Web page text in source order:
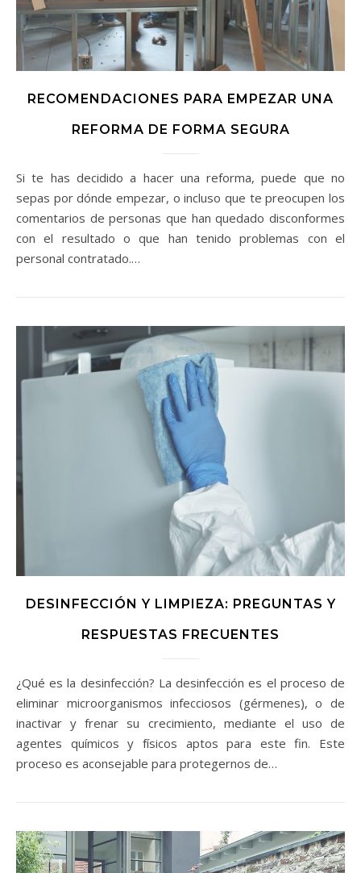
RECOMENDACIONES PARA EMPEZAR UNA
REFORMA DE FORMA SEGURA
Si te has decidido a hacer una reforma, puede que no
sepas por dónde empezar, o incluso que te preocupen los
comentarios de personas que han quedado disconformes
con el resultado o que han tenido problemas con el
personal contratado.…
DESINFECCIÓN Y LIMPIEZA: PREGUNTAS Y
RESPUESTAS FRECUENTES
¿Qué es la desinfección? La desinfección es el proceso de
eliminar microorganismos infecciosos (gérmenes), o de
inactivar y frenar su crecimiento, mediante el uso de
agentes químicos y físicos aptos para este fin. Este
proceso es aconsejable para protegernos de…